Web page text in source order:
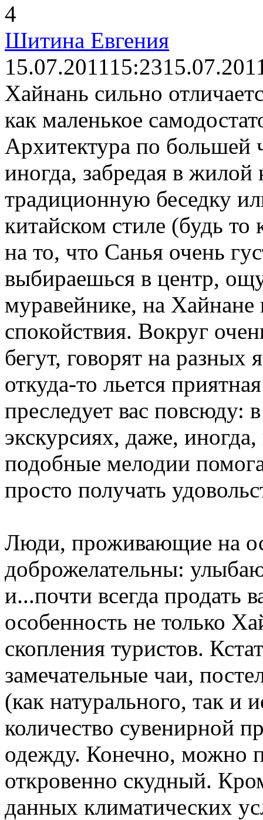
4
Шитина Евгения
15.07.201115:23
Хайнань сильно
как маленькое
Архитектура по большей
иногда, забредая в жилой
традиционную беседку
китайском стиле (будь
на то, что Санья очень
выбираешься в центр,
муравейнике, на Хайнане
спокойствия. Вокруг
бегут, говорят на разных
откуда-то льется
преследует вас повсюду:
экскурсиях, даже,
подобные мелодии
просто получать
Люди, проживающие на
доброжелательны:
и...почти всегда продать
особенность не только
скопления туристов.
замечательные чаи,
(как натурального, так и
количество сувенирной
одежду. Конечно, можно
откровенно скудный.
данных климатических